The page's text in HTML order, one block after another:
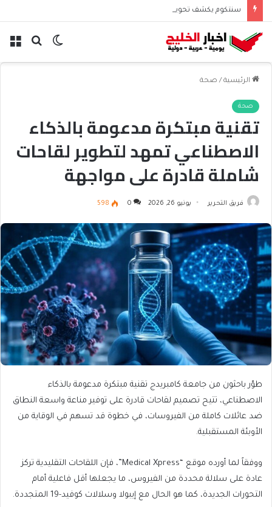
سنتكوم يكشف تحويل مسار 48 سفينة منذ استئناف حصار إيران
بحث الوضع
الرئيسية / صحة
صحة
تقنية مبتكرة مدعومة بالذكاء
الاصطناعي تمهد لتطوير لقاحات
شاملة قادرة على مواجهة
عائلات كاملة من الفيروسات
فريق التحرير يونيو 26, 2026 0
598
طوّر باحثون من جامعة كامبريدج تقنية مبتكرة مدعومة بالذكاء
الاصطناعي، تتيح تصميم لقاحات قادرة على توفير مناعة واسعة النطاق
ضد عائلات كاملة من الفيروسات، في خطوة قد تسهم في الوقاية من
الأوبئة المستقبلية.
ووفقاً لما أورده موقع “Medical Xpress”، فإن اللقاحات التقليدية تركز
عادة على سلالة محددة من الفيروس، ما يجعلها أقل فاعلية أمام
التحورات الجديدة، كما هو الحال مع إيبولا وسلالات كوفيد-19 المتجددة.